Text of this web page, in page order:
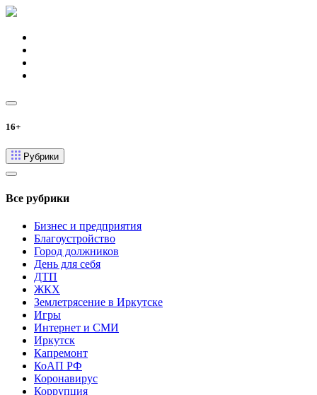
16+
Рубрики
Все рубрики
Бизнес и предприятия
Благоустройство
Город должников
День для себя
ДТП
ЖКХ
Землетрясение в Иркутске
Игры
Интернет и СМИ
Иркутск
Капремонт
КоАП РФ
Коронавирус
Коррупция